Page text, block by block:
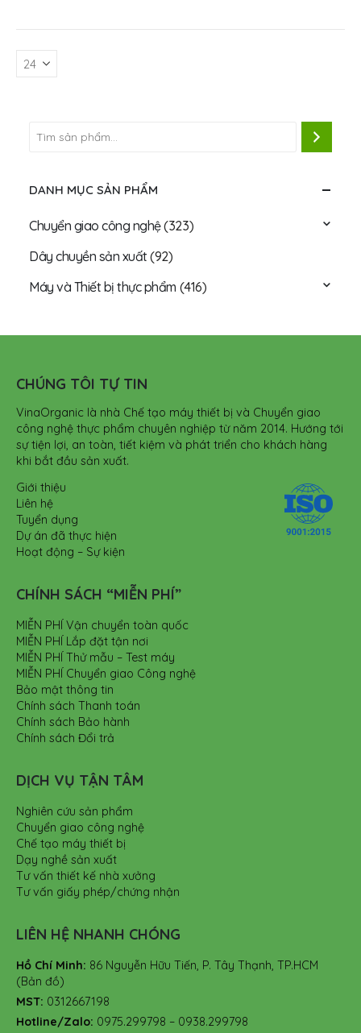
DANH MỤC SẢN PHẨM
Chuyển giao công nghệ(323)
Dây chuyền sản xuất(92)
Máy và Thiết bị thực phẩm (416)
CHÚNG TÔI TỰ TIN
VinaOrganic là nhà Chế tạo máy thiết bị và Chuyển giao
công nghệ thực phẩm chuyên nghiệp từ năm 2014. Hướng tới
sự tiện lợi, an toàn, tiết kiệm và phát triển cho khách hàng
khi bắt đầu sản xuất.
Giới thiệu
Liên hệ
Tuyển dụng
Dự án đã thực hiện
Hoạt động – Sự kiện
CHÍNH SÁCH “MIỄN PHÍ”
MIỄN PHÍ Vận chuyển toàn quốc
MIỄN PHÍ Lắp đặt tận nơi
MIỄN PHÍ Thử mẫu – Test máy
MIỄN PHÍ Chuyển giao Công nghệ
Bảo mật thông tin
Chính sách Thanh toán
Chính sách Bảo hành
Chính sách Đổi trả
DỊCH VỤ TẬN TÂM
Nghiên cứu sản phẩm
Chuyển giao công nghệ
Chế tạo máy thiết bị
Dạy nghề sản xuất
Tư vấn thiết kế nhà xưởng
Tư vấn giấy phép/chứng nhận
LIÊN HỆ NHANH CHÓNG
Hồ Chí Minh: 86 Nguyễn Hữu Tiến, P. Tây Thạnh, TP.HCM
(Bản đồ)
MST: 0312667198
Hotline/Zalo: 0975.299798 – 0938.299798